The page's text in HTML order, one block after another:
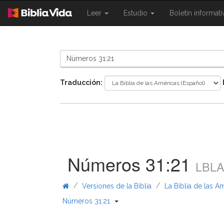
Leer
{{
Estudio
{{
Boletín
Traducción:
Números 31:21 LBLA
/ Versiones de la Biblia / La Biblia de las
Números 31:21
{{